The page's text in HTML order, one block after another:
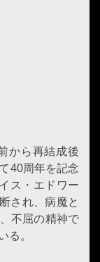
から再結成後
40周年を記念
ス・エドワー
され、病魔と
不屈の精神で
る。